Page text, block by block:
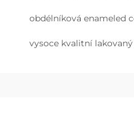
obdélníková enameled
vysoce kvalitní